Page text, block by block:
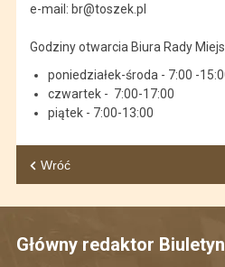
e-mail: br@toszek.pl
Godziny otwarcia Biura Rady
poniedziałek-środa - 7:00 -
czwartek - 7:00-17:00
piątek - 7:00-13:00
Wróć
Główny redaktor